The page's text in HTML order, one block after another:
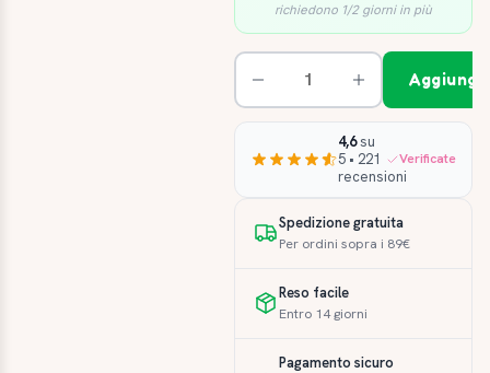
richiedono 1/2 giorni in più
4,6su
5 • 221
recensioni
Verificate
Spedizione gratuita
Per ordini sopra i 89€
Reso facile
Entro 14 giorni
Pagamento sicuro